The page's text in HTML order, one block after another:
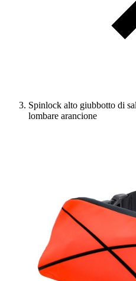
Spinlock alto giubbotto di
lombare arancione